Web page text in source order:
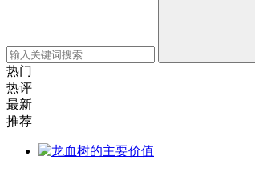
热门
热评
最新
推荐